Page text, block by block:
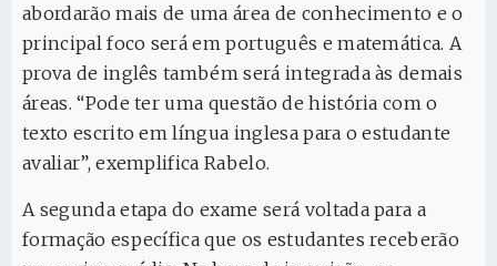
abordarão mais de uma área de conhecimento e o
principal foco será em português e matemática. A
prova de inglês também será integrada às demais
áreas. “Pode ter uma questão de história com o
texto escrito em língua inglesa para o estudante
avaliar”, exemplifica Rabelo.
A segunda etapa do exame será voltada para a
formação específica que os estudantes receberão